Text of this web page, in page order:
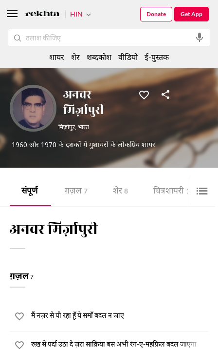
अनवर
मिर्ज़ापुरी
मिर्ज़ापुर, भारत
1960 और 1970 के दशकों में मुशायरों के लोकप्रिय शायर
संपूर्ण ग़ज़ल 7 शेर 8 चित्र शायरी 1
अनवर मिर्ज़ापुरी
ग़ज़ल7
मैं नज़र से पी रहा हूँ ये समाँ बदल न जाए
रुख़ से पर्दा उठा दे ज़रा साक़िया बस अभी रंग-ए-महफ़िल बदल जाएगा
HIN Get App
Donate
शायर शेर शब्दकोश वीडियो ई-पुस्तक